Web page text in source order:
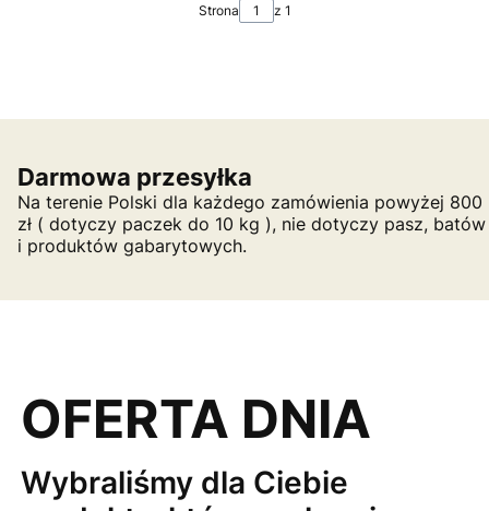
Strona z 1
Darmowa przesyłka
Na terenie Polski dla każdego zamówienia powyżej 800
zł ( dotyczy paczek do 10 kg ), nie dotyczy pasz, batów
i produktów gabarytowych.
OFERTA DNIA
Wybraliśmy dla Ciebie